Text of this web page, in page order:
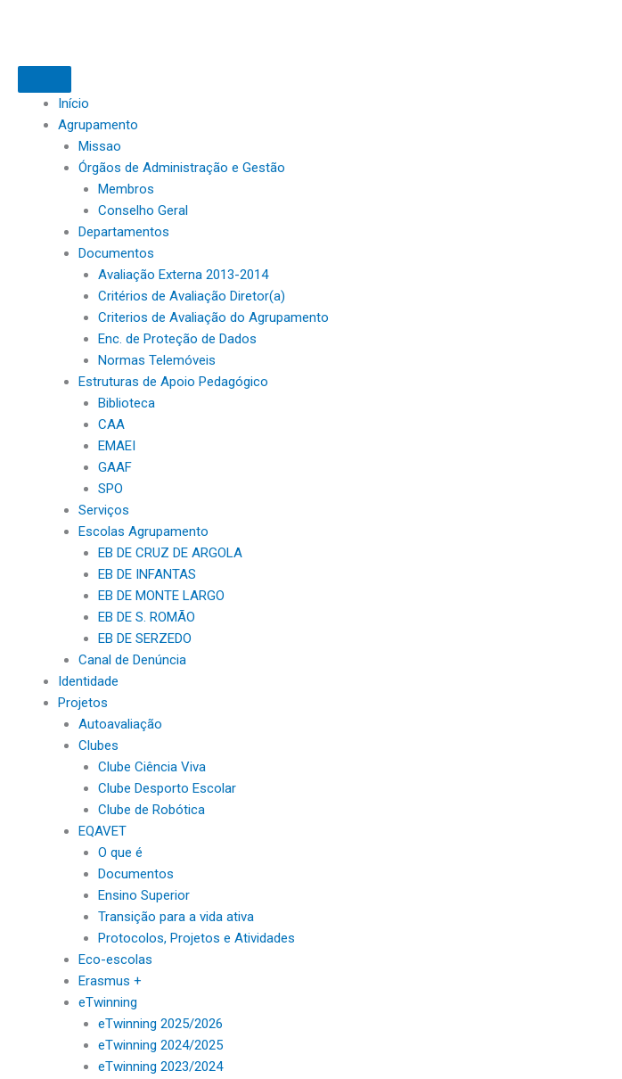
Início
Agrupamento
Missao
Órgãos de Administração e Gestão
Membros
Conselho Geral
Departamentos
Documentos
Avaliação Externa 2013-2014
Critérios de Avaliação Diretor(a)
Criterios de Avaliação do Agrupamento
Enc. de Proteção de Dados
Normas Telemóveis
Estruturas de Apoio Pedagógico
Biblioteca
CAA
EMAEI
GAAF
SPO
Serviços
Escolas Agrupamento
EB DE CRUZ DE ARGOLA
EB DE INFANTAS
EB DE MONTE LARGO
EB DE S. ROMÃO
EB DE SERZEDO
Canal de Denúncia
Identidade
Projetos
Autoavaliação
Clubes
Clube Ciência Viva
Clube Desporto Escolar
Clube de Robótica
EQAVET
O que é
Documentos
Ensino Superior
Transição para a vida ativa
Protocolos, Projetos e Atividades
Eco-escolas
Erasmus +
eTwinning
eTwinning 2025/2026
eTwinning 2024/2025
eTwinning 2023/2024